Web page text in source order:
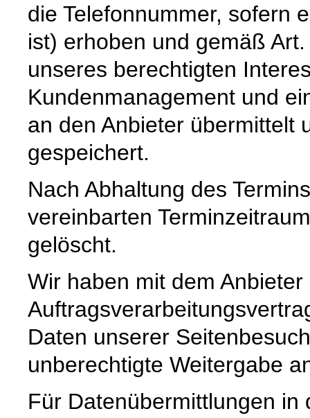
die Telefonnummer, sofern
ist) erhoben und gemäß
unseres berechtigten
Kundenmanagement und
an den Anbieter übermittelt
gespeichert.
Nach Abhaltung des
vereinbarten
gelöscht.
Wir haben mit dem Anbieter
Daten unserer
unberechtigte Weitergabe
Für Datenübermittlungen in